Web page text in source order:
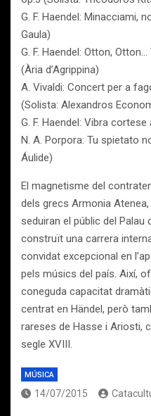
G. F. Haendel: Minacciami,
Gaula)
G. F. Haendel: Otton,
(Ària d’Agrippina)
A. Vivaldi: Concert per a
(Solista: Alexandros
G. F. Haendel: Vibra
N. A. Porpora: Tu spietato
Áulide)
El magnetisme del
dels grecs Armonia
seduiran el públic del Palau
construït una carrera
convidat excepcional en
pels músics del país. Així,
coneguda capacitat
centrat en Händel, però
rareses de Hasse i Ariosti,
segle XVIII.
MÚSICA
14/07/2015